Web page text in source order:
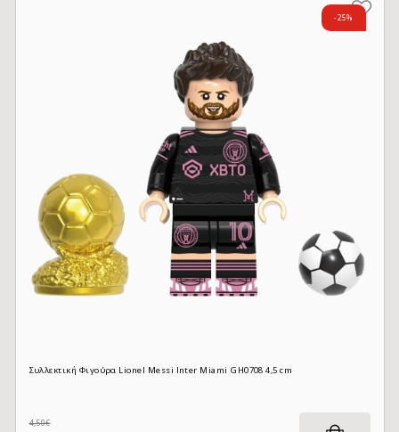
-25%
Συλλεκτική Φιγούρα Lionel Messi Inter Miami GH0708 4,5 cm
4,50€